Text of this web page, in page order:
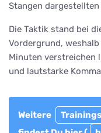
Stangen
Die Taktik stand bei
Vordergrund,
Minuten verstreichen
und lautstarke
Weitere